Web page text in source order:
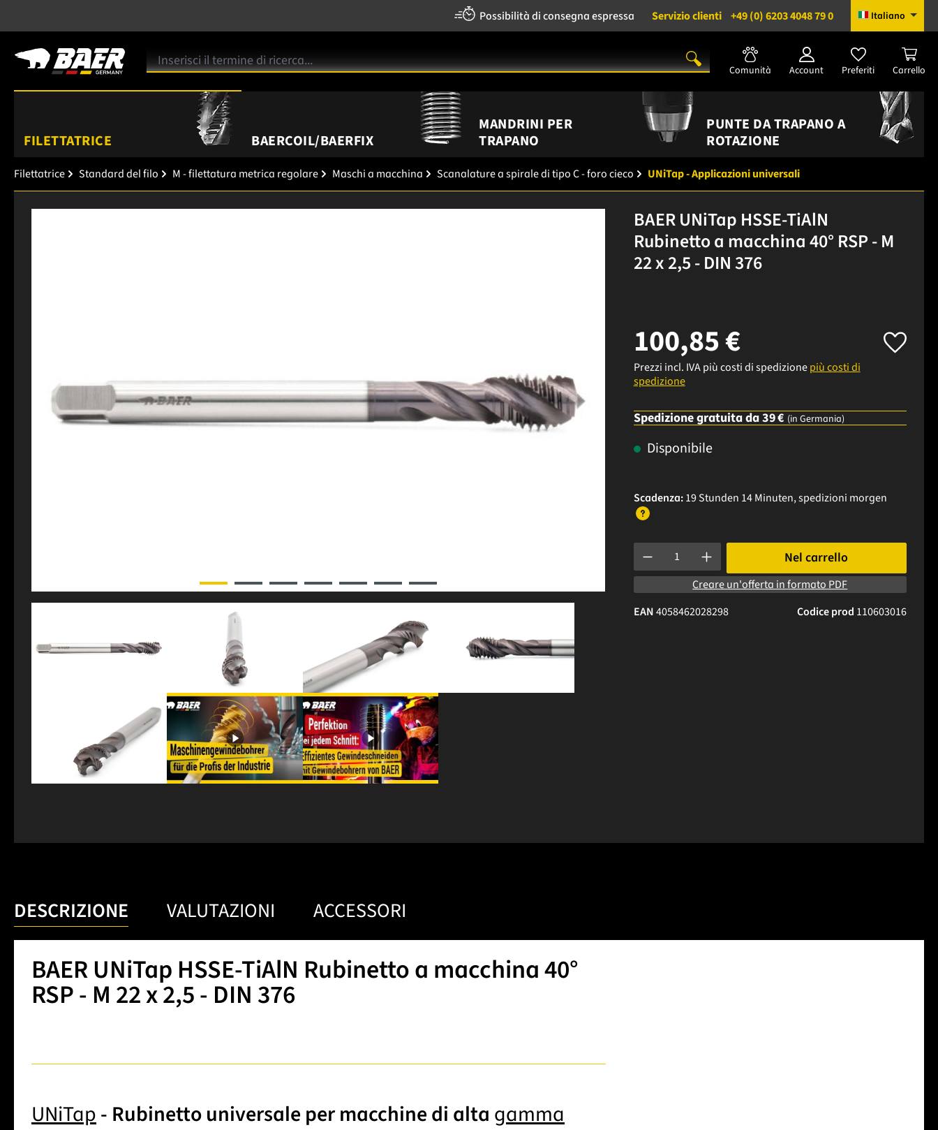
Possibilità di consegna espressa Servizio clienti +49 (0) 6203 4048 79 0 Italiano
Comunità Account Preferiti Carrello
FILETTATRICE BAERCOIL/BAERFIX
MANDRINI PER
TRAPANO
PUNTE DA TRAPANO A
ROTAZIONE
Filettatrice Standard del filo M - filettatura metrica regolare Maschi a macchina Scanalature a spirale di tipo C - foro cieco UNiTap - Applicazioni universali
BAER UNiTap HSSE-TiAlN
Rubinetto a macchina 40° RSP - M
22 x 2,5 - DIN 376
100,85 €
Prezzi incl. IVA più costi di spedizionepiù costi di
spedizione
Spedizione gratuita da 39 € (in Germania)
Disponibile
Scadenza:19 Stunden 14 Minuten, spedizioni morgen
Quantità del prodotto: inserisci la quantità desiderata o usa i
Nel carrello
Creare un'offerta in formato PDF
Codice prod 110603016
EAN4058462028298
DESCRIZIONE VALUTAZIONI ACCESSORI
BAER UNiTap HSSE-TiAlN Rubinetto a macchina 40°
RSP - M 22 x 2,5 - DIN 376
UNiTap- Rubinetto universale per macchine di alta gamma